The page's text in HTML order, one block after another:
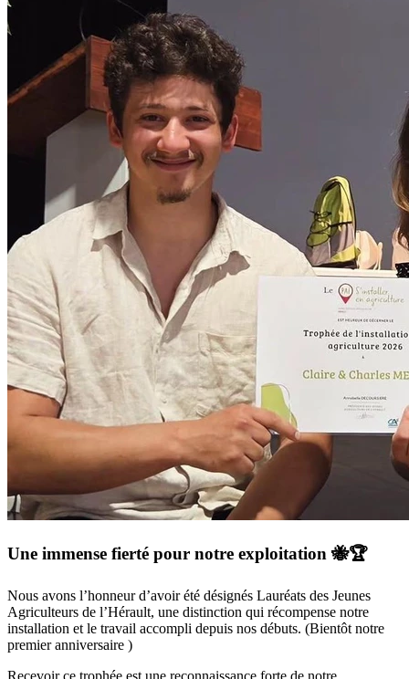
Une immense fierté pour notre exploitation 🐝🏆
Nous avons l’honneur d’avoir été désignés Lauréats des Jeunes
Agriculteurs de l’Hérault, une distinction qui récompense notre
installation et le travail accompli depuis nos débuts. (Bientôt notre
premier anniversaire )
Recevoir ce trophée est une reconnaissance forte de notre